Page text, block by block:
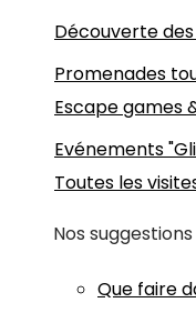
Découverte
Promenades
Escape games
Evénements
Toutes les
Nos suggestions
Que faire